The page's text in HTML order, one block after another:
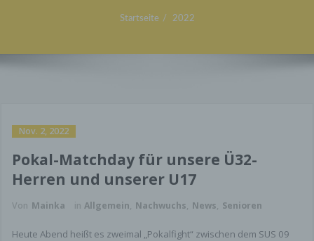
Startseite 2022
Nov. 2, 2022
Pokal-Matchday für unsere Ü32-
Herren und unserer U17
Von Mainka in Allgemein, Nachwuchs, News, Senioren
Heute Abend heißt es zweimal „Pokalfight“ zwischen dem SUS 09